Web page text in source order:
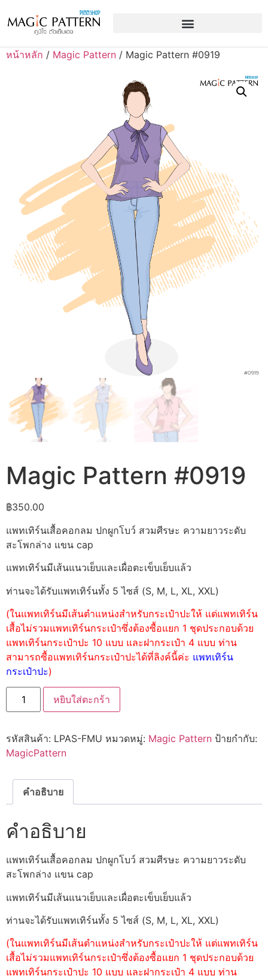
หน้าหลัก / Magic Pattern / Magic Pattern #0919
Magic Pattern #0919
฿350.00
แพทเทิร์นเสื้อคอกลม ปกผูกโบว์ สวมศีรษะ ความยาวระดับ
สะโพกล่าง แขน cap
แพทเทิร์นมีเส้นแนวเย็บและเผื่อตะเข็บเย็บแล้ว
ท่านจะได้รับแพทเทิร์นทั้ง 5 ไซส์ (S, M, L, XL, XXL)
(ในแพทเทิร์นมีเส้นตำแหน่งสำหรับกระเป๋าปะให้ แต่แพทเทิร์น
เสื้อไม่รวมแพทเทิร์นกระเป๋าซึ่งต้องซื้อแยก 1 ชุดประกอบด้วย
แพทเทิร์นกระเป๋าปะ 10 แบบ และฝากระเป๋า 4 แบบ ท่าน
สามารถซื้อแพทเทิร์นกระเป๋าปะได้ที่ลิงค์นี้ค่ะ แพทเทิร์น
กระเป๋าปะ)
หยิบใส่ตะกร้า
รหัสสินค้า: LPAS-FMU หมวดหมู่: Magic Pattern ป้ายกำกับ:
MagicPattern
คำอธิบาย
คำอธิบาย
แพทเทิร์นเสื้อคอกลม ปกผูกโบว์ สวมศีรษะ ความยาวระดับ
สะโพกล่าง แขน cap
แพทเทิร์นมีเส้นแนวเย็บและเผื่อตะเข็บเย็บแล้ว
ท่านจะได้รับแพทเทิร์นทั้ง 5 ไซส์ (S, M, L, XL, XXL)
(ในแพทเทิร์นมีเส้นตำแหน่งสำหรับกระเป๋าปะให้ แต่แพทเทิร์น
เสื้อไม่รวมแพทเทิร์นกระเป๋าซึ่งต้องซื้อแยก 1 ชุดประกอบด้วย
แพทเทิร์นกระเป๋าปะ 10 แบบ และฝากระเป๋า 4 แบบ ท่าน